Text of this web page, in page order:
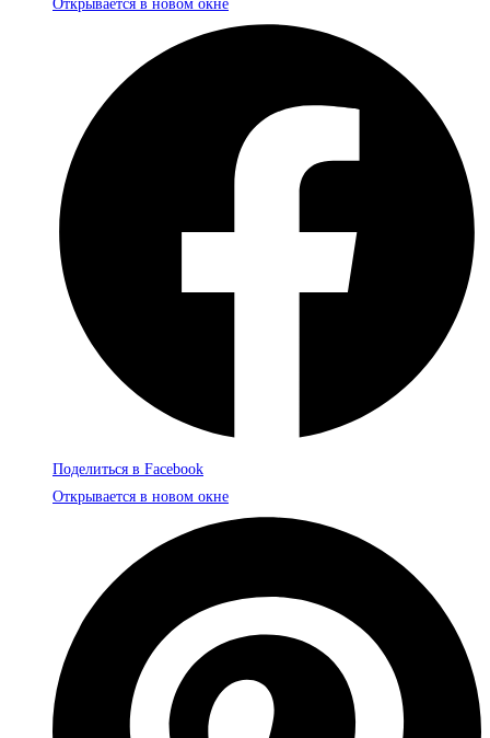
Открывается в новом окне
Поделиться в Facebook
Открывается в новом окне